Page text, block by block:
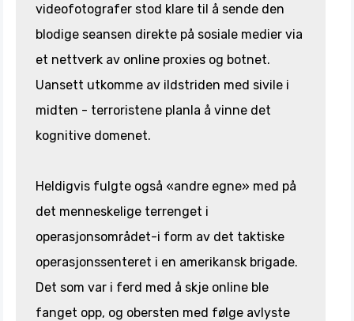
videofotografer stod klare til å sende den
blodige seansen direkte på sosiale medier via
et nettverk av online proxies og botnet.
Uansett utkomme av ildstriden med sivile i
midten - terroristene planla å vinne det
kognitive domenet.
Heldigvis fulgte også «andre egne» med på
det menneskelige terrenget i
operasjonsområdet-i form av det taktiske
operasjonssenteret i en amerikansk brigade.
Det som var i ferd med å skje online ble
fanget opp, og obersten med følge avlyste